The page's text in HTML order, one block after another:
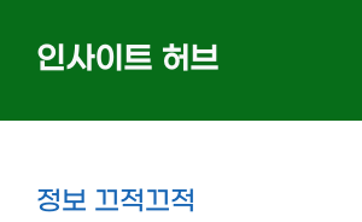
인사이트 허브
정보 끄적끄적